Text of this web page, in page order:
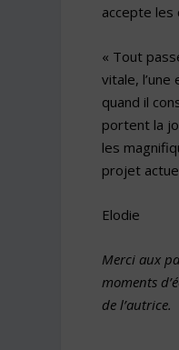
accepte les
« Tout
vitale,
quand il
portent la
les
projet
Elodie
Merci aux
moments
de l’autrice.